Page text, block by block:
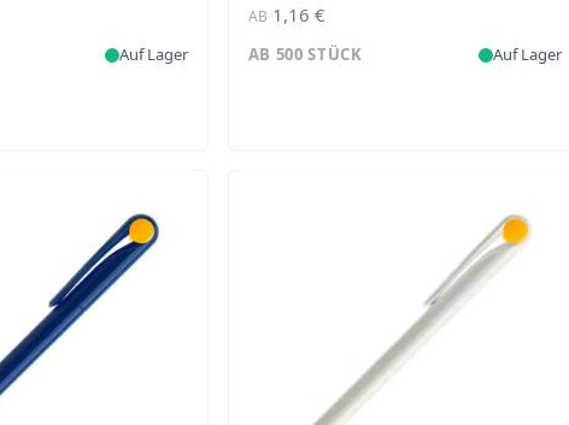
Auf Lager
AB 1,16 €
AB 500 STÜCK Auf Lager